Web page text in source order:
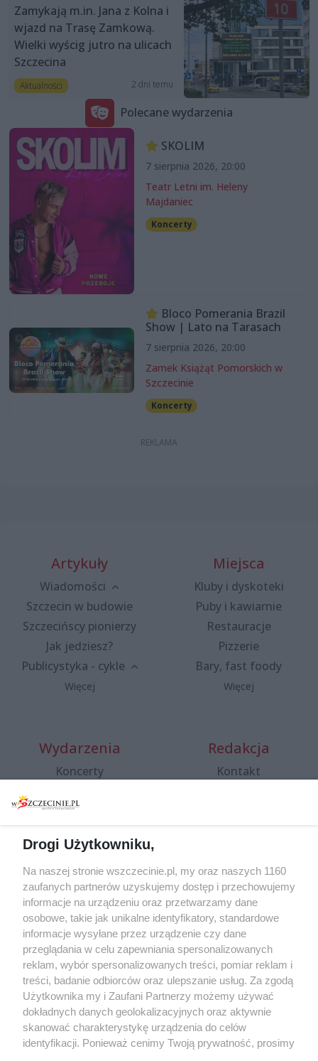
Zamykają m.in. Jana z Kolna i
wjazd na Trasę Zamkową.
Wielki wyścig jutro na ulicach
Szczecina
Aktualności 2 dni temu
Polecane wydarzenia
SKOLIM
7 sierpnia 2026, 20:00
Teatr Letni im. Heleny
Majdaniec
Koncerty
Bloco Pomerania Brazil
Show | Lato na Tarasach
7 sierpnia 2026, 20:00
Zamek Książąt Pomorskich w
Szczecinie
Koncerty
Artykuły
Wiadomości
Szczecin w budowie
Szczecińscy pionierzy
Jak jedziesz?
Publicystyka - cykle
Więcej
Miejsca
Kluby i dyskoteki
Puby i kawiarnie
Restauracje
Pizzerie
Bary, fast foody
Więcej
Wydarzenia
Koncerty
Spacery i oprowadzania
targi
Wernisaże
Więcej
Redakcja
Kontakt
Specjalny koncert z okazji
20. urodzin portalu
wSzczecinie.pl
Regulamin konkursów
śniadaniówka "Hej
Szczecin! Jest piątek!"
Partnerzy
Praca Szczecin
Drogi Użytkowniku,
Na naszej stronie wszczecinie.pl, my oraz naszych 1160
zaufanych partnerów uzyskujemy dostęp i przechowujemy
informacje na urządzeniu oraz przetwarzamy dane
osobowe, takie jak unikalne identyfikatory, standardowe
informacje wysyłane przez urządzenie czy dane
przeglądania w celu zapewniania spersonalizowanych
reklam, wybór spersonalizowanych treści, pomiar reklam i
treści, badanie odbiorców oraz ulepszanie usług. Za zgodą
Użytkownika my i Zaufani Partnerzy możemy używać
dokładnych danych geolokalizacyjnych oraz aktywnie
skanować charakterystykę urządzenia do celów
identyfikacji. Ponieważ cenimy Twoją prywatność, prosimy